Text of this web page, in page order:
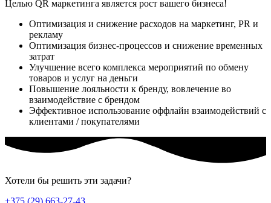
Целью QR маркетинга является рост вашего бизнеса!
Оптимизация и снижение расходов на маркетинг, PR и
рекламу
Оптимизация бизнес-процессов и снижение временных
затрат
Улучшение всего комплекса мероприятий по обмену
товаров и услуг на деньги
Повышение лояльности к бренду, вовлечение во
взаимодействие с брендом
Эффективное использование оффлайн взаимодействий с
клиентами / покупателями
Хотели бы решить эти задачи?
+375 (29) 663-27-43